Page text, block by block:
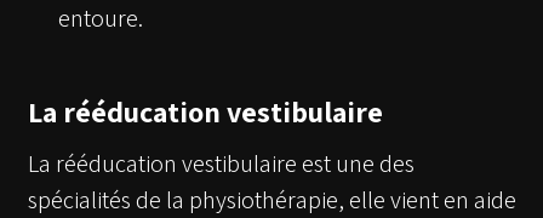
entoure.
La rééducation vestibulaire
La rééducation vestibulaire est une des
spécialités de la physiothérapie, elle vient en aide